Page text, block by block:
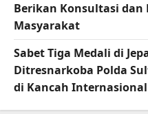
Berikan Konsultasi
Masyarakat
Sabet Tiga Medali di
Ditresnarkoba Polda
di Kancah Internasional